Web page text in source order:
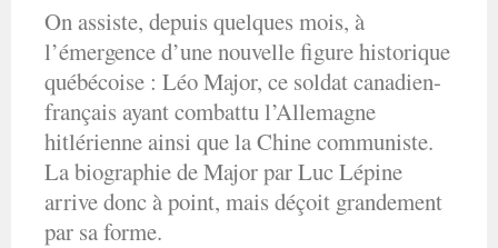
On assiste, depuis quelques mois, à
l’émergence d’une nouvelle figure historique
québécoise : Léo Major, ce soldat canadien-
français ayant combattu l’Allemagne
hitlérienne ainsi que la Chine communiste.
La biographie de Major par Luc Lépine
arrive donc à point, mais déçoit grandement
par sa forme.